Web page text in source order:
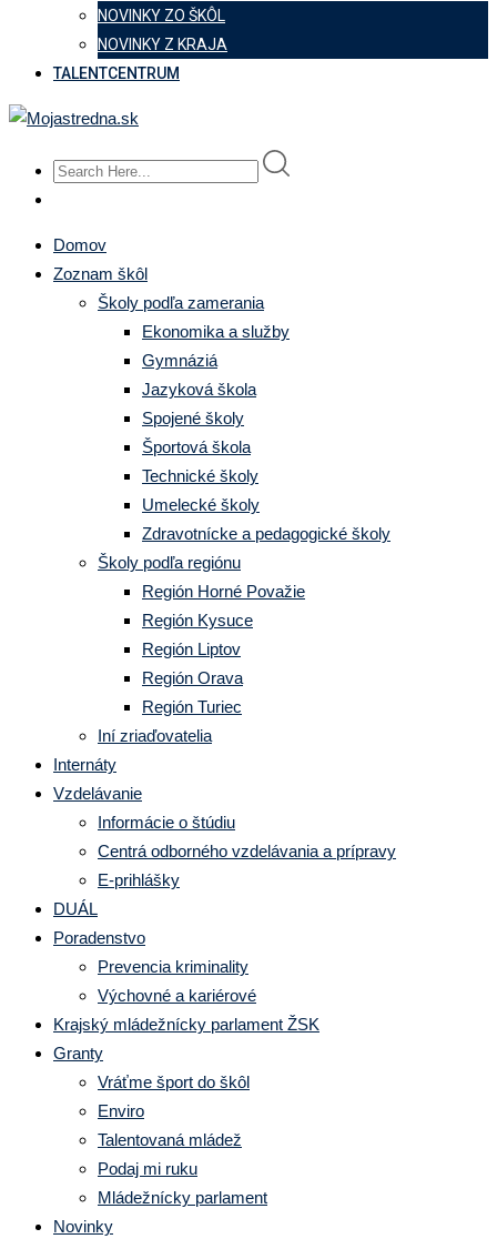
NOVINKY ZO ŠKÔL
NOVINKY Z KRAJA
TALENTCENTRUM
Domov
Zoznam škôl
Školy podľa zamerania
Ekonomika a služby
Gymnáziá
Jazyková škola
Spojené školy
Športová škola
Technické školy
Umelecké školy
Zdravotnícke a pedagogické školy
Školy podľa regiónu
Región Horné Považie
Región Kysuce
Región Liptov
Región Orava
Región Turiec
Iní zriaďovatelia
Internáty
Vzdelávanie
Informácie o štúdiu
Centrá odborného vzdelávania a prípravy
E-prihlášky
DUÁL
Poradenstvo
Prevencia kriminality
Výchovné a kariérové
Krajský mládežnícky parlament ŽSK
Granty
Vráťme šport do škôl
Enviro
Talentovaná mládež
Podaj mi ruku
Mládežnícky parlament
Novinky